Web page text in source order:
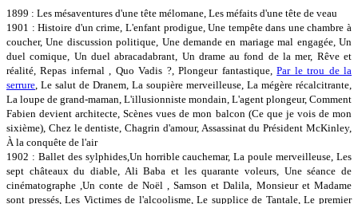
1899 : Les mésaventures d'une tête mélomane, Les méfaits d'une tête de veau
1901 : Histoire d'un crime, L'enfant prodigue, Une tempête dans une chambre à
coucher, Une discussion politique, Une demande en mariage mal engagée, Un
duel comique, Un duel abracadabrant, Un drame au fond de la mer, Rêve et
réalité, Repas infernal , Quo Vadis ?, Plongeur fantastique,Par le trou de la
serrure , Le salut de Dranem, La soupière merveilleuse, La mégère récalcitrante,
La loupe de grand-maman, L'illusionniste mondain, L'agent plongeur, Comment
Fabien devient architecte, Scènes vues de mon balcon (Ce que je vois de mon
sixième), Chez le dentiste, Chagrin d'amour, Assassinat du Président McKinley,
À la conquête de l'air
1902 : Ballet des sylphides,Un horrible cauchemar, La poule merveilleuse, Les
sept châteaux du diable, Ali Baba et les quarante voleurs, Une séance de
cinématographe ,Un conte de Noël , Samson et Dalila, Monsieur et Madame
sont pressés, Les Victimes de l'alcoolisme, Le supplice de Tantale, Le premier